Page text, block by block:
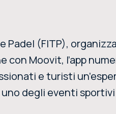
Padel (FITP),
con Moovit, l’app
e turisti
degli eventi